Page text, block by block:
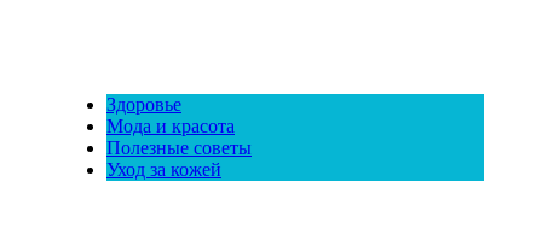
Здоровье
Мода и красота
Полезные советы
Уход за кожей